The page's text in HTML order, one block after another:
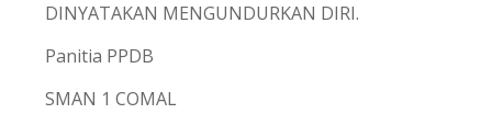
DINYATAKAN MENGUNDURKAN DIRI.
Panitia PPDB
SMAN 1 COMAL